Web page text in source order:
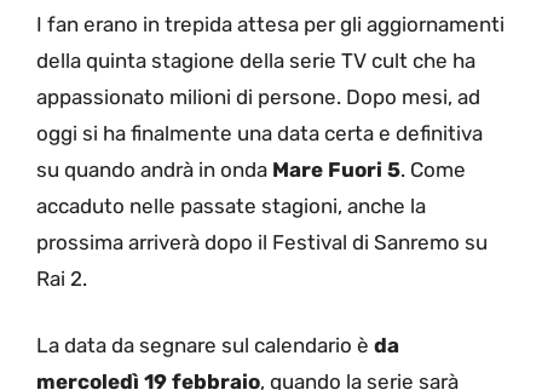
I fan erano in trepida attesa per gli aggiornamenti
della quinta stagione della serie TV cult che ha
appassionato milioni di persone. Dopo mesi, ad
oggi si ha finalmente una data certa e definitiva
su quando andrà in onda Mare Fuori 5. Come
accaduto nelle passate stagioni, anche la
prossima arriverà dopo il Festival di Sanremo su
Rai 2.
La data da segnare sul calendario è da
mercoledì 19 febbraio, quando la serie sarà